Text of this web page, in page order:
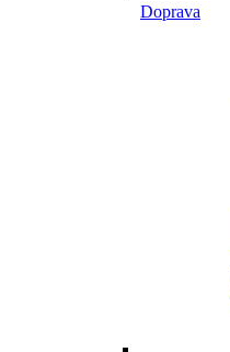
Doprava